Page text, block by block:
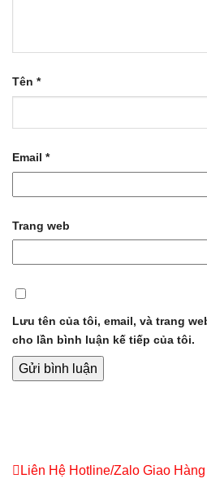
Tên *
Email *
Trang web
Lưu tên của tôi, email, và trang
cho lần bình luận kế tiếp của tôi.
Liên Hệ Hotline/Zalo Giao